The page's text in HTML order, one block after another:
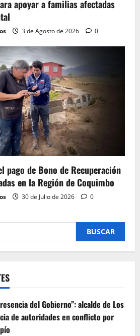
apoyar a familias afectadas
3 de Agosto de 2026 0
pago de Bono de Recuperación
en la Región de Coquimbo
30 de Julio de 2026 0
del Gobierno”: alcalde de Los
de autoridades en conflicto por